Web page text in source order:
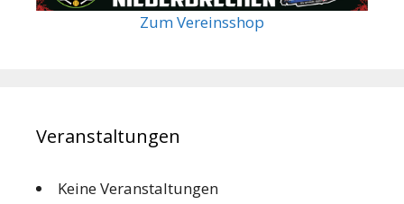
Zum Vereinsshop
Veranstaltungen
Keine Veranstaltungen